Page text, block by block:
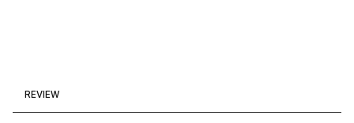
REVIEW